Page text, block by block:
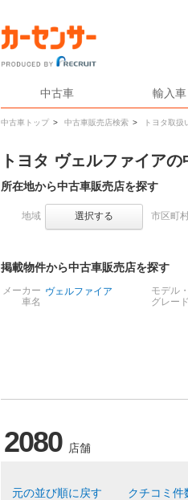
中古車 輸入車
中古車トップ > 中古車販売店検索 > トヨタ取扱
トヨタ ヴェルファイア
所在地から中古車販売店を探す
地域 選択する 市区町
掲載物件から中古車販売店を探す
メーカー
車名
ヴェルファイア
モデル・
グレード
2080 店舗
元の並び順に戻す クチコミ件